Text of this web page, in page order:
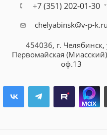
+7 (351) 202-01-30
chelyabinsk@v-p-k.ru
454036, г. Челябинск,
Первомайская
оф.13